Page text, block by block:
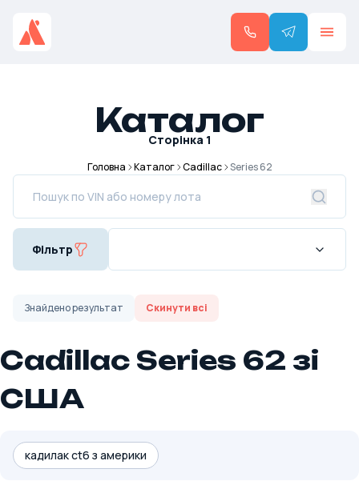
Каталог
Сторінка 1
Головна Каталог Cadillac Series 62
Фільтр
Знайденорезультат Скинути всі
Cadillac Series 62 зі
США
кадилак ct6 з америки